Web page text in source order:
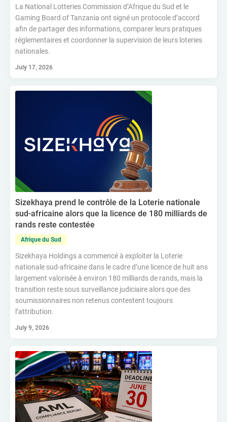
La National Lotteries Commission d’Afrique du Sud et le
Gaming Board of Tanzania ont signé un protocole d’accord
afin de partager des informations, comparer leurs pratiques
réglementaires et coordonner la supervision de leurs loteries
nationales.
July 17, 2026
Sizekhaya prend le contrôle de la Loterie nationale
sud-africaine alors que la licence de 180 milliards de
rands reste contestée
Afrique du Sud
Sizekhaya Holdings a commencé à exploiter la Loterie
nationale sud-africaine dans le cadre d’une licence de huit ans
largement valorisée à environ 180 milliards de rands, mais la
transition reste sous surveillance judiciaire alors que des
soumissionnaires non retenus contestent toujours
l’attribution.
July 9, 2026